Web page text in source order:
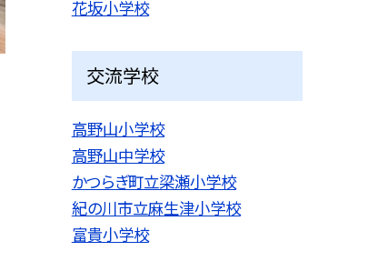
花坂小学校
交流学校
高野山小学校
高野山中学校
かつらぎ町立梁瀬小学校
紀の川市立麻生津小学校
富貴小学校